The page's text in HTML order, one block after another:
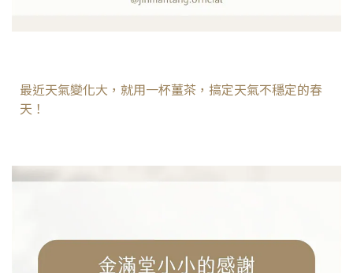
最近天氣變化大，就用一杯薑茶，搞定天氣不穩定的春
天！